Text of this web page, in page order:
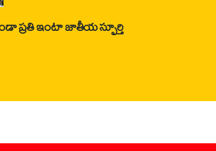
ప్రతి ఇంటా జాతీయ స్ఫూర్తి